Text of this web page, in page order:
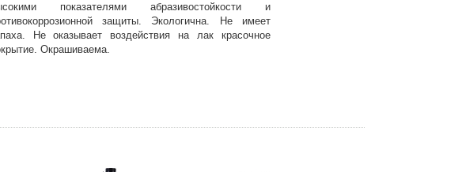
показателями абразивостойкости и
защиты. Экологична. Не имеет
Не оказывает воздействия на лак красочное
Окрашиваема.